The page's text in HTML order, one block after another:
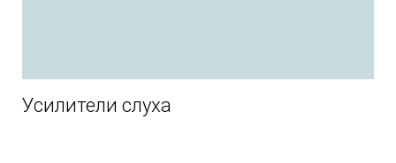
Усилители слуха